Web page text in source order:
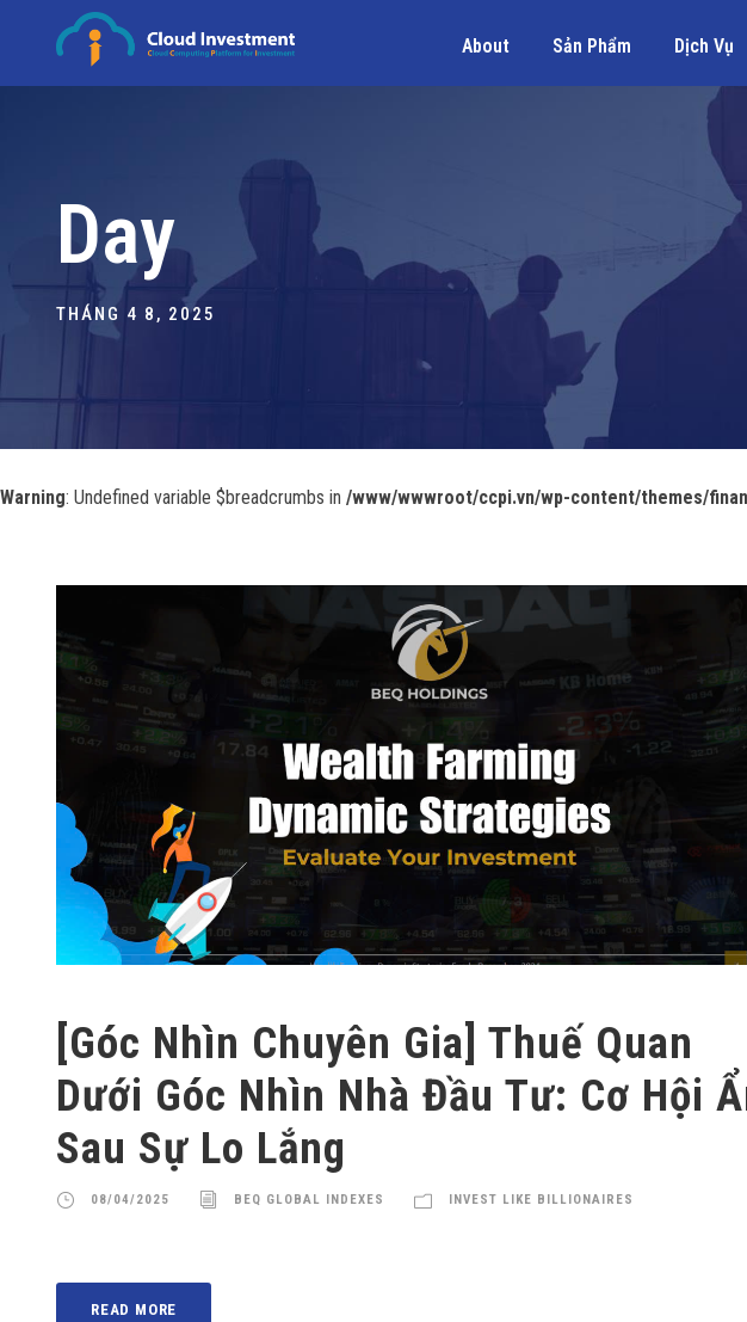
About Sản Phẩm Dịch Vụ
Day
THÁNG 4 8, 2025
Warning: Undefined variable $breadcrumbs in /www/wwwroot/ccpi.vn/wp-content/themes/
[Góc Nhìn Chuyên Gia] Thuế Quan
Dưới Góc Nhìn Nhà Đầu Tư: Cơ Hội
Sau Sự Lo Lắng
08/04/2025 BEQ GLOBAL INDEXES INVEST LIKE BILLIONAIRES
READ MORE